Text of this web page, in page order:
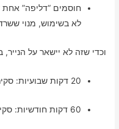
חוסמים “דליפה”
לא בשימוש, מנוי ששרד
וכדי שזה לא יישאר על הנייר,
20 דקות שבועיות: סקירת KPI + תזרים
60 דקות חודשיות: סקירת רווחיות, החלטות, התאמות